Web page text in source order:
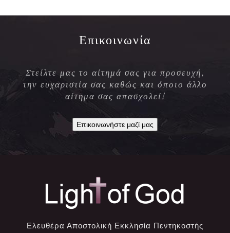
Επικοινωνία
Στείλτε μας το αίτημά σας για προσευχή,
την ευχαριστία σας καθώς και όποιο άλλο
αίτημα σας απασχολεί!
Επικοινωνήστε μαζί μας
Ελευθέρα Αποστολική Εκκλησία Πεντηκοστής